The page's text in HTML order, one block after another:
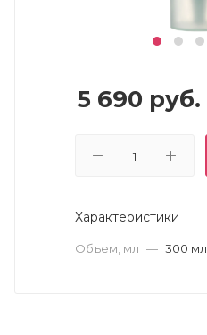
5 690 руб.
Характеристики
Объем, мл — 300 мл